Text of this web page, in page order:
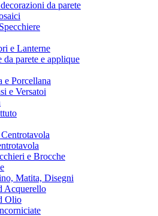
da parete
e Lanterne
da parete e applique
e Porcellana
e Versatoi
e Brocche
Matita, Disegni
Acquerello
Olio